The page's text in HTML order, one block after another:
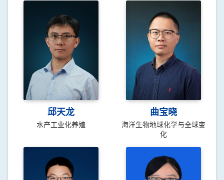
邱天龙
水产工业化养殖
曲宝晓
海洋生物地球化学与全球变
化